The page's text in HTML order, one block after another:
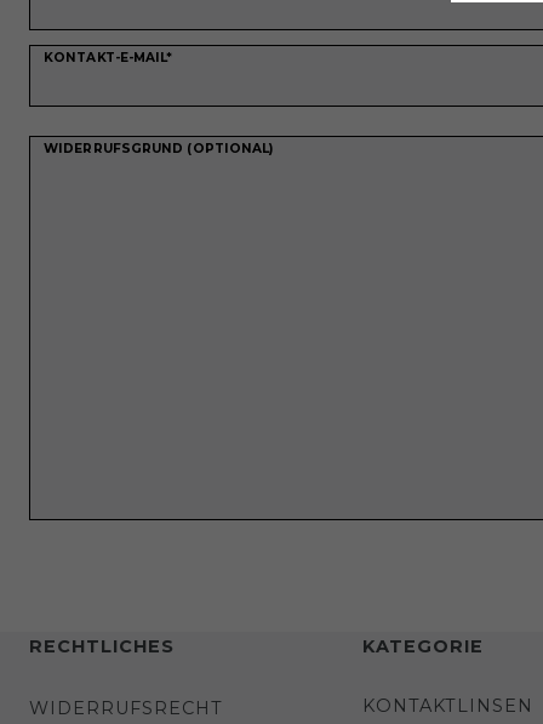
KONTAKT-E-MAIL*
WIDERRUFSGRUND (OPTIONAL)
RECHTLICHES
WIDERRUFSRECHT
KATEGORIE
KONTAKTLINSEN